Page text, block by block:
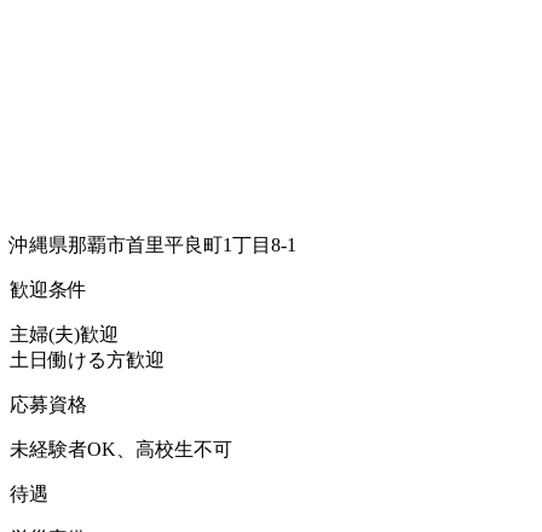
沖縄県那覇市首里平良町1丁目8-1
歓迎条件
主婦(夫)歓迎
土日働ける方歓迎
応募資格
未経験者OK、高校生不可
待遇